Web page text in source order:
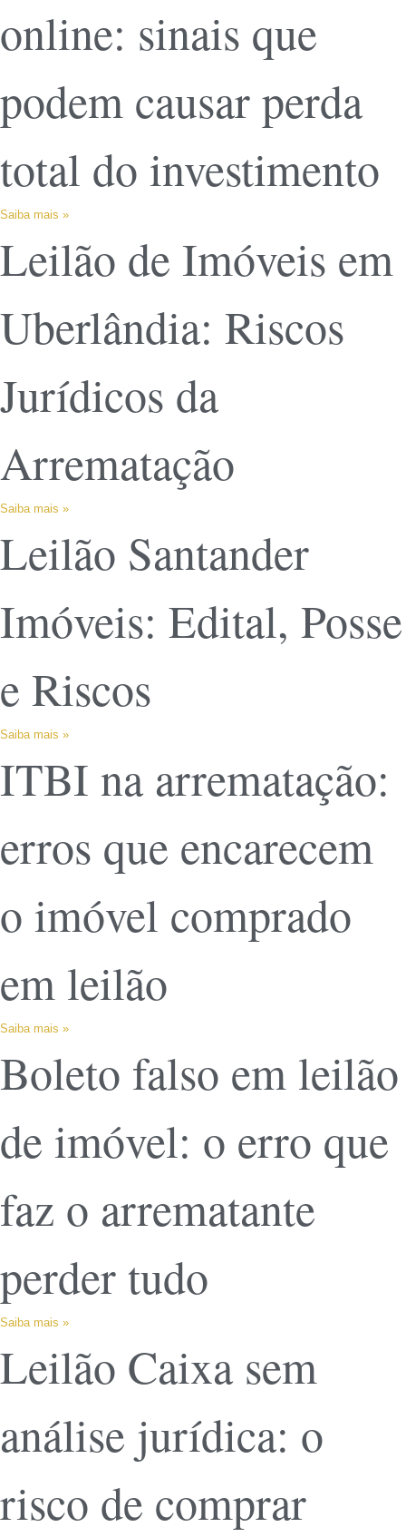
online: sinais que
podem causar perda
total do investimento
Saiba mais »
Leilão de Imóveis em
Uberlândia: Riscos
Jurídicos da
Arrematação
Saiba mais »
Leilão Santander
Imóveis: Edital, Posse
e Riscos
Saiba mais »
ITBI na arrematação:
erros que encarecem
o imóvel comprado
em leilão
Saiba mais »
Boleto falso em leilão
de imóvel: o erro que
faz o arrematante
perder tudo
Saiba mais »
Leilão Caixa sem
análise jurídica: o
risco de comprar